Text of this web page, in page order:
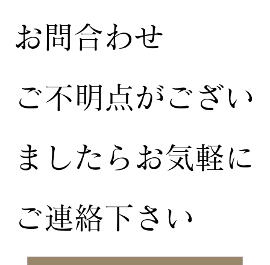
お問合わせ
ご不明点がござい
ましたらお気軽に
ご連絡下さい